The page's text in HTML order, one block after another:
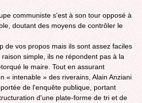
communiste s'est à son tour opposé à
doutant des moyens de contrôler le
de vos propos mais ils sont assez faciles
simple, ils ne répondent pas à la
le maire. Tout en assurant
« intenable » des riverains, Alain Anziani
de l'enquête publique, portant
d'une plate-forme de tri et de